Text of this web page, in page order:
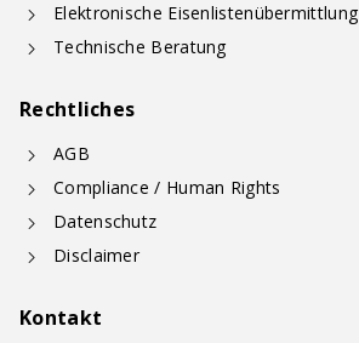
Elektronische Eisenlistenübermittlung
Technische Beratung
Rechtliches
AGB
Compliance / Human Rights
Datenschutz
Disclaimer
Kontakt